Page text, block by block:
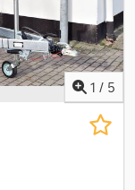
1 / 5